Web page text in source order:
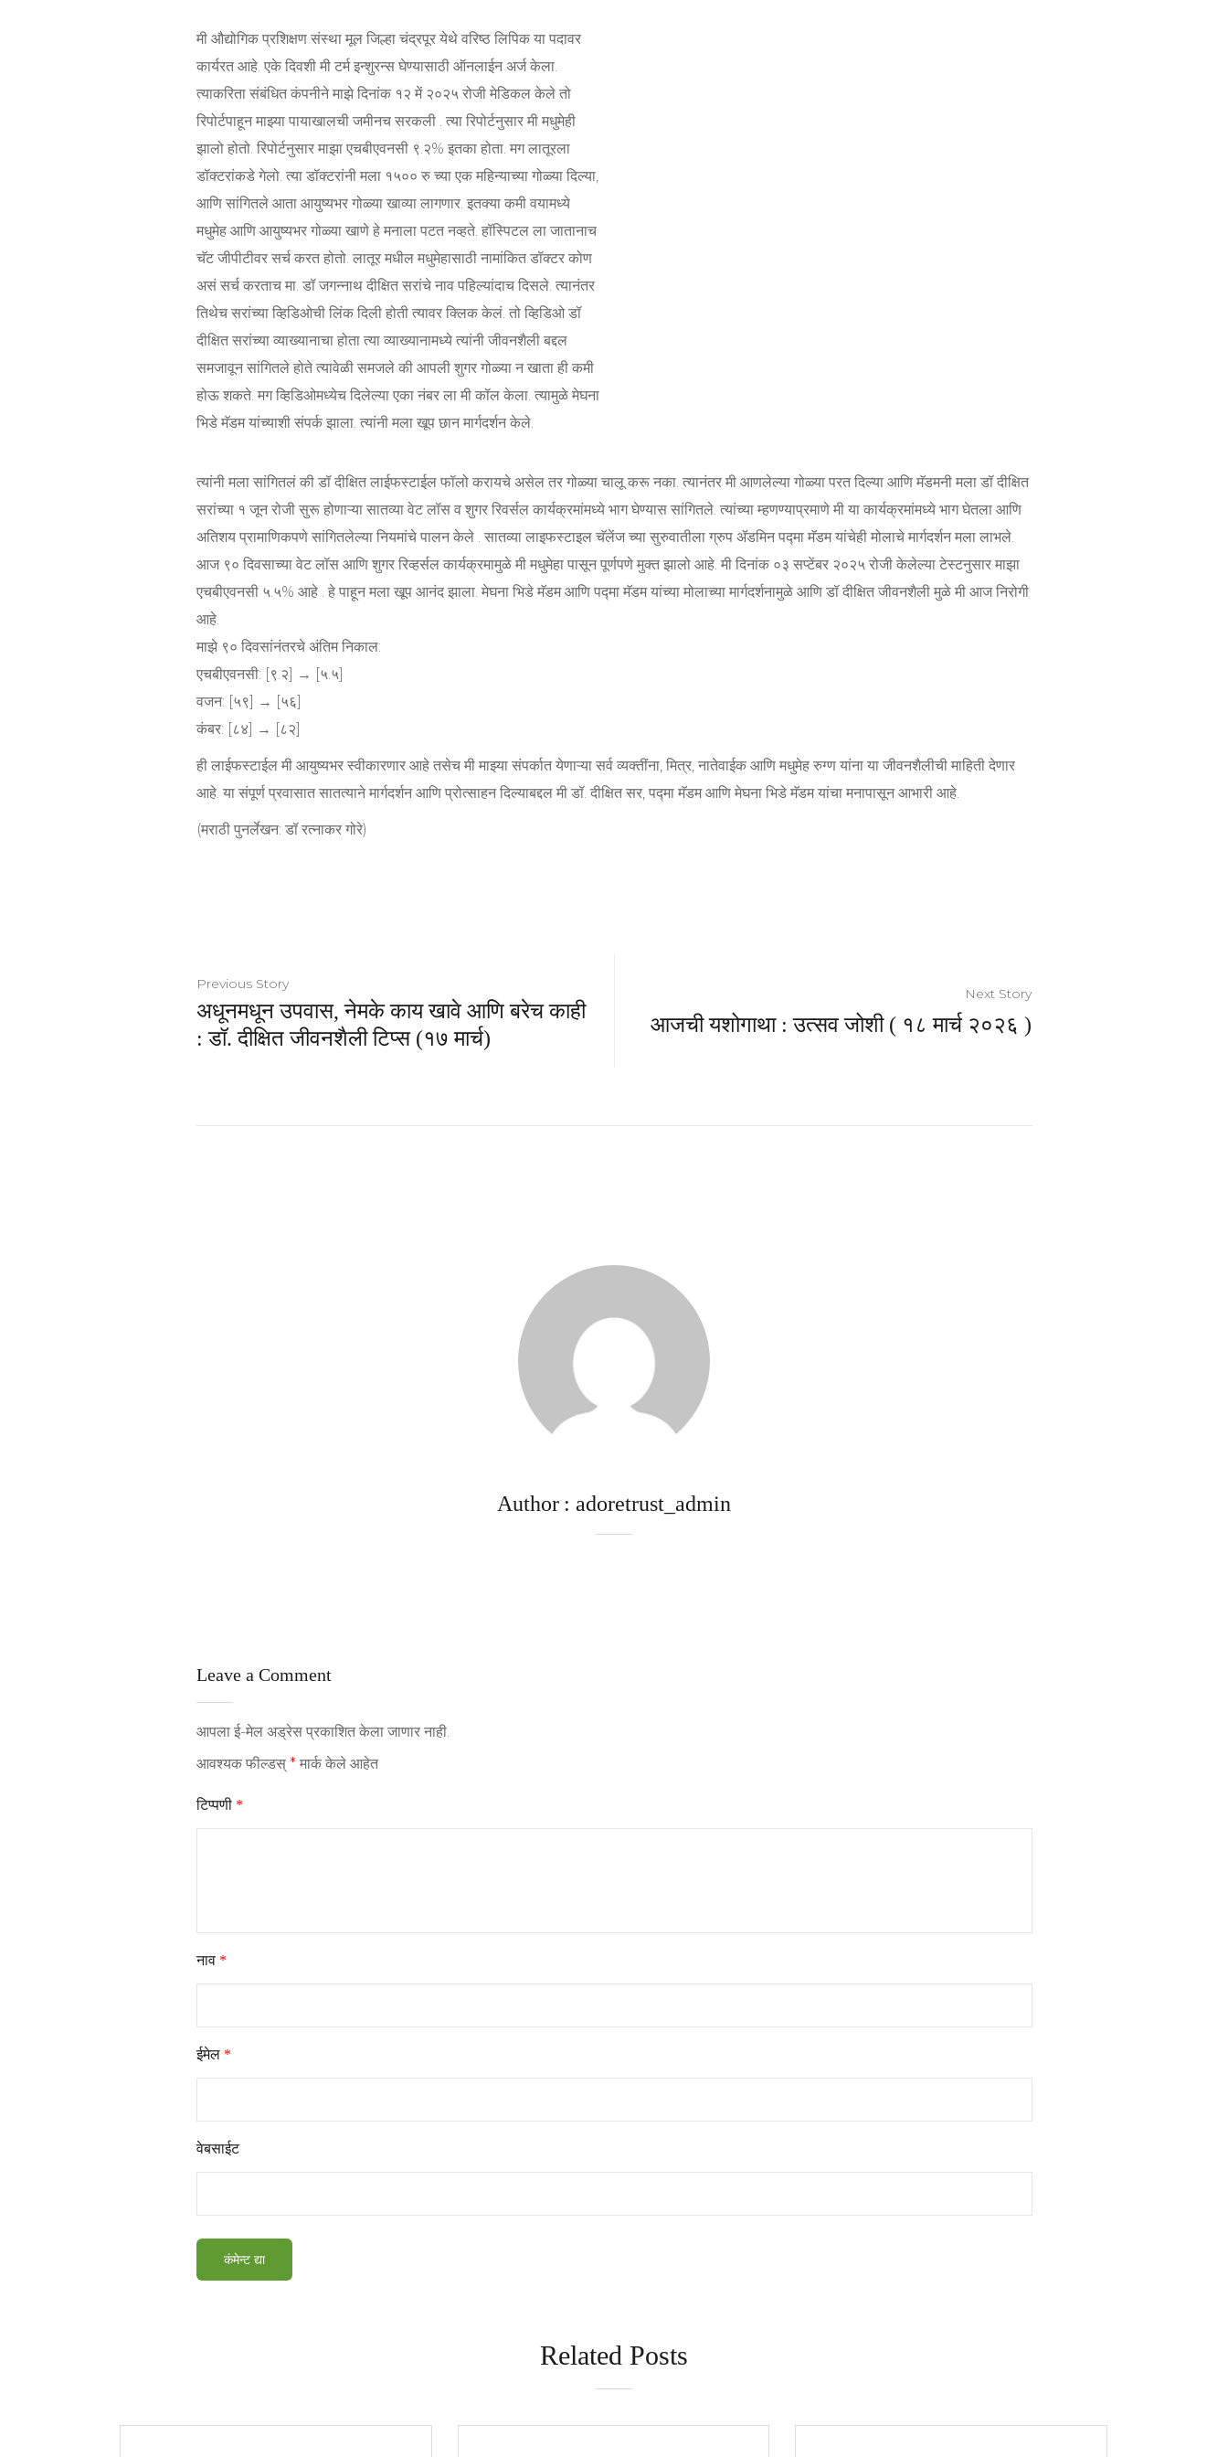
मी औद्योगिक प्रशिक्षण संस्था मूल जिल्हा चंद्रपूर येथे वरिष्ठ लिपिक या पदावर
कार्यरत आहे. एके दिवशी मी टर्म इन्शुरन्स घेण्यासाठी ऑनलाईन अर्ज केला.
त्याकरिता संबंधित कंपनीने माझे दिनांक १२ में २०२५ रोजी मेडिकल केले तो
रिपोर्टपाहून माझ्या पायाखालची जमीनच सरकली . त्या रिपोर्टनुसार मी मधुमेही
झालो होतो. रिपोर्टनुसार माझा एचबीएवनसी ९.२% इतका होता. मग लातूरला
डॉक्टरांकडे गेलो. त्या डॉक्टरांनी मला १५०० रु च्या एक महिन्याच्या गोळ्या दिल्या,
आणि सांगितले आता आयुष्यभर गोळ्या खाव्या लागणार. इतक्या कमी वयामध्ये
मधुमेह आणि आयुष्यभर गोळ्या खाणे हे मनाला पटत नव्हते. हॉस्पिटल ला जातानाच
चॅट जीपीटीवर सर्च करत होतो. लातूर मधील मधुमेहासाठी नामांकित डॉक्टर कोण
असं सर्च करताच मा. डॉ जगन्नाथ दीक्षित सरांचे नाव पहिल्यांदाच दिसले. त्यानंतर
तिथेच सरांच्या व्हिडिओची लिंक दिली होती त्यावर क्लिक केलं. तो व्हिडिओ डॉ
दीक्षित सरांच्या व्याख्यानाचा होता त्या व्याख्यानामध्ये त्यांनी जीवनशैली बद्दल
समजावून सांगितले होते त्यावेळी समजले की आपली शुगर गोळ्या न खाता ही कमी
होऊ शकते. मग व्हिडिओमध्येच दिलेल्या एका नंबर ला मी कॉल केला. त्यामुळे मेघना
भिडे मॅडम यांच्याशी संपर्क झाला. त्यांनी मला खूप छान मार्गदर्शन केले.
त्यांनी मला सांगितलं की डॉ दीक्षित लाईफस्टाईल फॉलो करायचे असेल तर गोळ्या चालू करू नका. त्यानंतर मी आणलेल्या गोळ्या परत दिल्या आणि मॅडमनी मला डॉ दीक्षित
सरांच्या १ जून रोजी सुरू होणाऱ्या सातव्या वेट लॉस व शुगर रिवर्सल कार्यक्रमांमध्ये भाग घेण्यास सांगितले. त्यांच्या म्हणण्याप्रमाणे मी या कार्यक्रमांमध्ये भाग घेतला आणि
अतिशय प्रामाणिकपणे सांगितलेल्या नियमांचे पालन केले . सातव्या लाइफस्टाइल चॅलेंज च्या सुरुवातीला ग्रुप ॲडमिन पद्मा मॅडम यांचेही मोलाचे मार्गदर्शन मला लाभले.
आज ९० दिवसाच्या वेट लॉस आणि शुगर रिव्हर्सल कार्यक्रमामुळे मी मधुमेहा पासून पूर्णपणे मुक्त झालो आहे. मी दिनांक ०३ सप्टेंबर २०२५ रोजी केलेल्या टेस्टनुसार माझा
एचबीएवनसी ५.५% आहे . हे पाहून मला खूप आनंद झाला. मेघना भिडे मॅडम आणि पद्मा मॅडम यांच्या मोलाच्या मार्गदर्शनामुळे आणि डॉ दीक्षित जीवनशैली मुळे मी आज निरोगी
आहे.
माझे ९० दिवसांनंतरचे अंतिम निकाल:
एचबीएवनसी: [९.२] → [५.५]
वजन: [५९] → [५६]
कंबर: [८४] → [८२]
ही लाईफस्टाईल मी आयुष्यभर स्वीकारणार आहे तसेच मी माझ्या संपर्कात येणाऱ्या सर्व व्यक्तींना, मित्र, नातेवाईक आणि मधुमेह रुग्ण यांना या जीवनशैलीची माहिती देणार
आहे. या संपूर्ण प्रवासात सातत्याने मार्गदर्शन आणि प्रोत्साहन दिल्याबद्दल मी डॉ. दीक्षित सर, पद्मा मॅडम आणि मेघना भिडे मॅडम यांचा मनापासून आभारी आहे.
(मराठी पुनर्लेखन: डॉ रत्नाकर गोरे)
Previous Story
अधूनमधून उपवास, नेमके काय खावे आणि बरेच काही
: डॉ. दीक्षित जीवनशैली टिप्स (१७ मार्च)
Next Story
आजची यशोगाथा : उत्सव जोशी ( १८ मार्च २०२६ )
Author adoretrust_admin
Leave a Comment
आपला ई-मेल अड्रेस प्रकाशित केला जाणार नाही.
आवश्यक फील्डस् * मार्क केले आहेत
टिप्पणी *
नाव *
ईमेल *
वेबसाईट
Related Posts